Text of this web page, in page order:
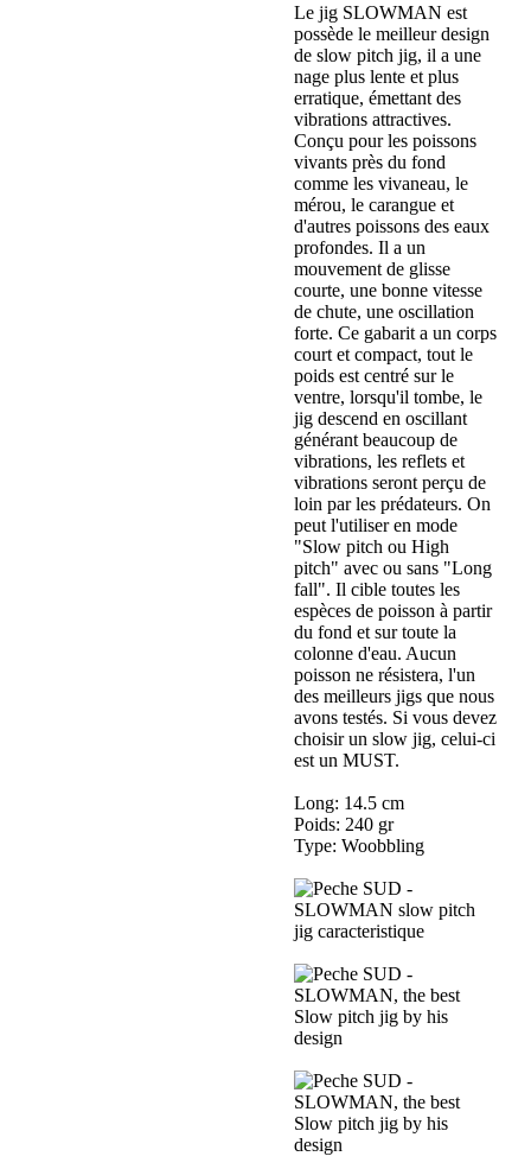
Le jig SLOWMAN est
possède le meilleur design
de slow pitch jig, il a une
nage plus lente et plus
erratique, émettant des
vibrations attractives.
Conçu pour les poissons
vivants près du fond
comme les vivaneau, le
mérou, le carangue et
d'autres poissons des eaux
profondes. Il a un
mouvement de glisse
courte, une bonne vitesse
de chute, une oscillation
forte. Ce gabarit a un corps
court et compact, tout le
poids est centré sur le
ventre, lorsqu'il tombe, le
jig descend en oscillant
générant beaucoup de
vibrations, les reflets et
vibrations seront perçu de
loin par les prédateurs. On
peut l'utiliser en mode
"Slow pitch ou High
pitch" avec ou sans "Long
fall". Il cible toutes les
espèces de poisson à partir
du fond et sur toute la
colonne d'eau. Aucun
poisson ne résistera, l'un
des meilleurs jigs que nous
avons testés. Si vous devez
choisir un slow jig, celui-ci
est un MUST.
Long: 14.5 cm
Poids: 240 gr
Type: Woobbling